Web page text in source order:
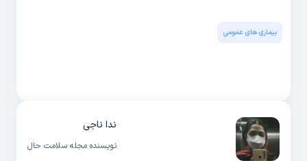
بیماری های عمومی
ندا ناجی
نویسنده مجله سلامت حال